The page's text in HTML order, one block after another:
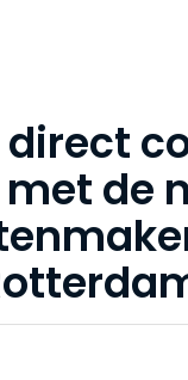
direct
de